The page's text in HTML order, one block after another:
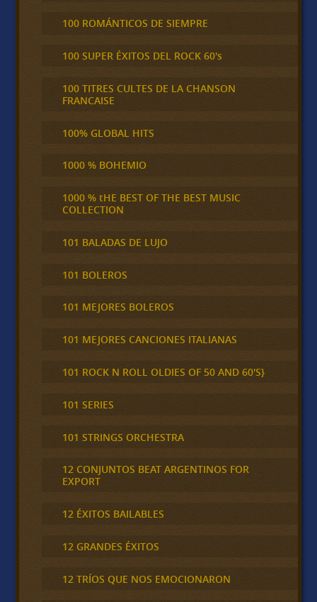
100 ROMÁNTICOS DE SIEMPRE
100 SUPER ÉXITOS DEL ROCK 60's
100 TITRES CULTES DE LA CHANSON
FRANCAISE
100% GLOBAL HITS
1000 % BOHEMIO
1000 % tHE BEST OF THE BEST MUSIC
COLLECTION
101 BALADAS DE LUJO
101 BOLEROS
101 MEJORES BOLEROS
101 MEJORES CANCIONES ITALIANAS
101 ROCK N ROLL OLDIES OF 50 AND 60'S}
101 SERIES
101 STRINGS ORCHESTRA
12 CONJUNTOS BEAT ARGENTINOS FOR
EXPORT
12 ÉXITOS BAILABLES
12 GRANDES ÉXITOS
12 TRÍOS QUE NOS EMOCIONARON